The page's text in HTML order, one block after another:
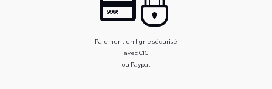
Paiement en ligne sécurisé
avec CIC
ou Paypal